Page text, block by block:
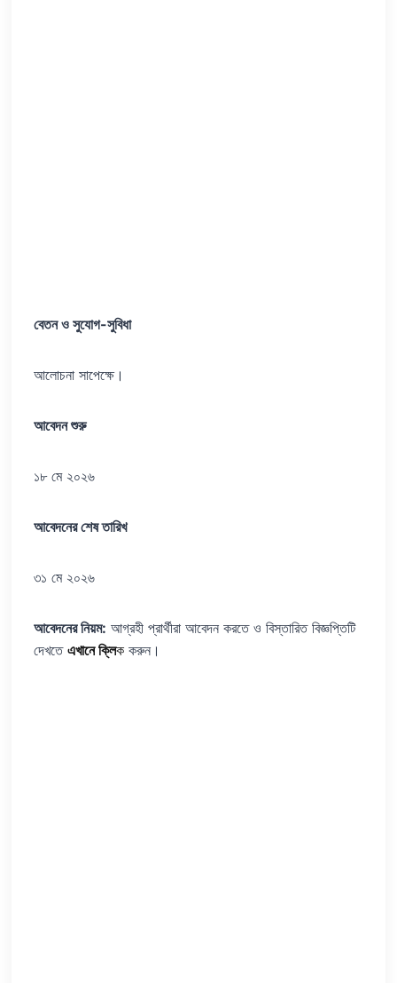
বেতন ও সুযোগ-সুবিধা
আলোচনা সাপেক্ষে।
আবেদন শুরু
১৮ মে ২০২৬
আবেদনের শেষ তারিখ
৩১ মে ২০২৬
আবেদনের নিয়ম: আগ্রহী প্রার্থীরা আবেদন করতে ও বিস্তারিত বিজ্ঞপ্তিটি
দেখতে এখানে ক্লিক করুন।